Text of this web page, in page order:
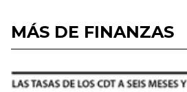
MÁS DE FINANZAS